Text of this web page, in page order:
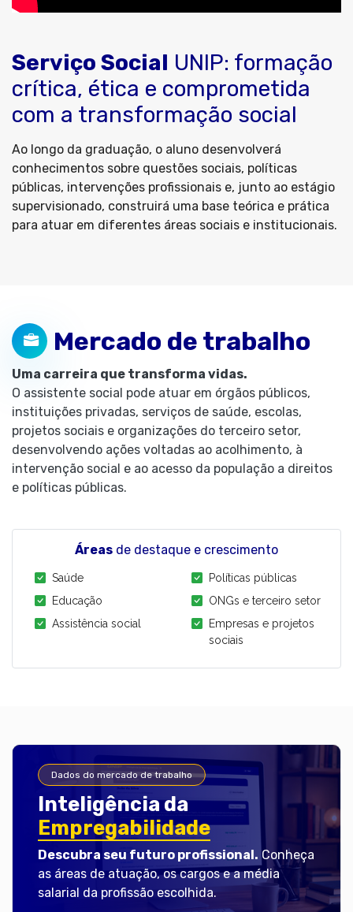
Serviço Social UNIP: formação
crítica, ética e comprometida
com a transformação social
Ao longo da graduação, o aluno desenvolverá
conhecimentos sobre questões sociais, políticas
públicas, intervenções profissionais e, junto ao estágio
supervisionado, construirá uma base teórica e prática
para atuar em diferentes áreas sociais e institucionais.
Mercado de trabalho
Uma carreira que transforma vidas.
O assistente social pode atuar em órgãos públicos,
instituições privadas, serviços de saúde, escolas,
projetos sociais e organizações do terceiro setor,
desenvolvendo ações voltadas ao acolhimento, à
intervenção social e ao acesso da população a direitos
e políticas públicas.
Áreas de destaque e crescimento
Saúde
Educação
Assistência social
Políticas públicas
ONGs e terceiro setor
Empresas e projetos
sociais
Dados do mercado de trabalho
Inteligência da
Empregabilidade
Descubra seu futuro profissional. Conheça
as áreas de atuação, os cargos e a média
salarial da profissão escolhida.